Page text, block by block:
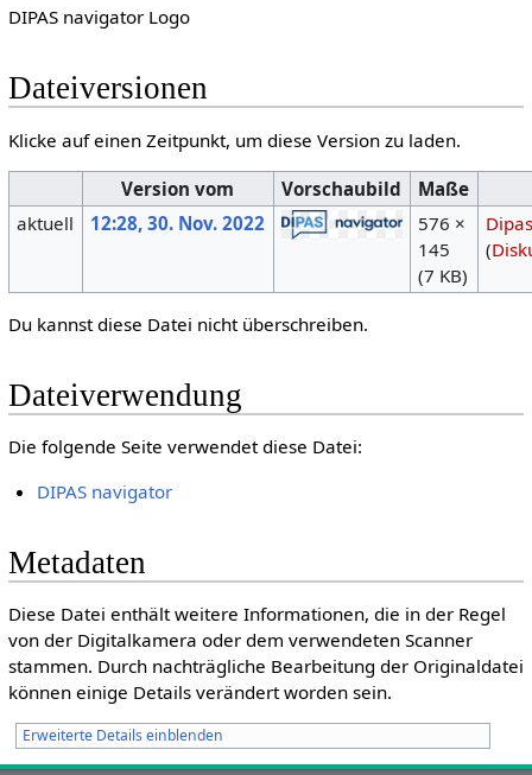
DIPAS navigator Logo
Dateiversionen
Klicke auf einen Zeitpunkt, um diese Version zu laden.
Version vom Vorschaubild
Maße
aktuell
12:28, 30. Nov. 2022
576 ×
145
(7 KB)
Dipas
(
Du kannst diese Datei nicht überschreiben.
Dateiverwendung
Die folgende Seite verwendet diese Datei:
DIPAS navigator
Metadaten
Diese Datei enthält weitere Informationen, die in der Regel
von der Digitalkamera oder dem verwendeten Scanner
stammen. Durch nachträgliche Bearbeitung der Originaldatei
können einige Details verändert worden sein.
Erweiterte Details einblenden